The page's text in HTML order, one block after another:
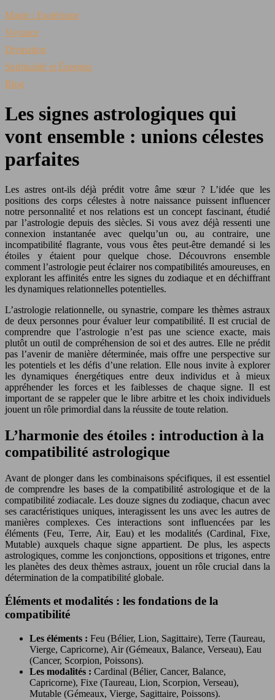
Magie / Esotérisme
Voyance
Divination
Spiritualité et Énergies
Blog
Les signes astrologiques qui
vont ensemble : unions célestes
parfaites
Les astres ont-ils déjà prédit votre âme sœur ? L’idée que les
positions des corps célestes à notre naissance puissent influencer
notre personnalité et nos relations est un concept fascinant, étudié
par l’astrologie depuis des siècles. Si vous avez déjà ressenti une
connexion instantanée avec quelqu’un ou, au contraire, une
incompatibilité flagrante, vous vous êtes peut-être demandé si les
étoiles y étaient pour quelque chose. Découvrons ensemble
comment l’astrologie peut éclairer nos compatibilités amoureuses, en
explorant les affinités entre les signes du zodiaque et en déchiffrant
les dynamiques relationnelles potentielles.
L’astrologie relationnelle, ou synastrie, compare les thèmes astraux
de deux personnes pour évaluer leur compatibilité. Il est crucial de
comprendre que l’astrologie n’est pas une science exacte, mais
plutôt un outil de compréhension de soi et des autres. Elle ne prédit
pas l’avenir de manière déterminée, mais offre une perspective sur
les potentiels et les défis d’une relation. Elle nous invite à explorer
les dynamiques énergétiques entre deux individus et à mieux
appréhender les forces et les faiblesses de chaque signe. Il est
important de se rappeler que le libre arbitre et les choix individuels
jouent un rôle primordial dans la réussite de toute relation.
L’harmonie des étoiles : introduction à la
compatibilité astrologique
Avant de plonger dans les combinaisons spécifiques, il est essentiel
de comprendre les bases de la compatibilité astrologique et de la
compatibilité zodiacale. Les douze signes du zodiaque, chacun avec
ses caractéristiques uniques, interagissent les uns avec les autres de
manières complexes. Ces interactions sont influencées par les
éléments (Feu, Terre, Air, Eau) et les modalités (Cardinal, Fixe,
Mutable) auxquels chaque signe appartient. De plus, les aspects
astrologiques, comme les conjonctions, oppositions et trigones, entre
les planètes des deux thèmes astraux, jouent un rôle crucial dans la
détermination de la compatibilité globale.
Éléments et modalités : les fondations de la
compatibilité
Les éléments : Feu (Bélier, Lion, Sagittaire), Terre (Taureau,
Vierge, Capricorne), Air (Gémeaux, Balance, Verseau), Eau
(Cancer, Scorpion, Poissons).
Les modalités : Cardinal (Bélier, Cancer, Balance,
Capricorne), Fixe (Taureau, Lion, Scorpion, Verseau),
Mutable (Gémeaux, Vierge, Sagittaire, Poissons).